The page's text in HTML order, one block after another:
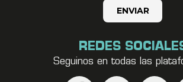
REDES
Seguinos en todas las